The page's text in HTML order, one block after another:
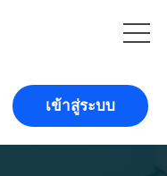
เข้าสู่ระบบ